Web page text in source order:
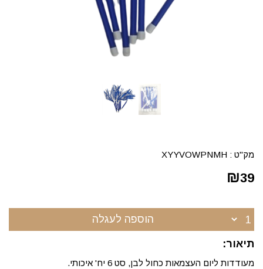
מק"ט : XYYVOWPNMH
₪39
הוספה לעגלה
תיאור:
מעודדות ליום העצמאות כחול לבן, סט 6 יח' איכותי.